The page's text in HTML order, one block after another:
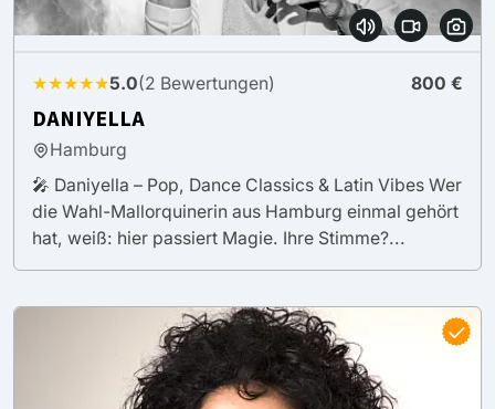
★★★★★5.0(2 Bewertungen) 800 €
DANIYELLA
Hamburg
🎤 Daniyella – Pop, Dance Classics & Latin Vibes Wer
die Wahl-Mallorquinerin aus Hamburg einmal gehört
hat, weiß: hier passiert Magie. Ihre Stimme?...